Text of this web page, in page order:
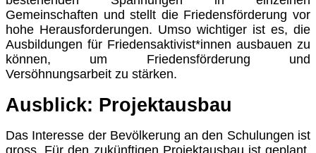
Gemeinschaften und stellt die Friedensförderung vor
hohe Herausforderungen. Umso wichtiger ist es, die
Ausbildungen für Friedensaktivist*innen ausbauen zu
können, um Friedensförderung und
Versöhnungsarbeit zu stärken.
Ausblick: Projektausbau
Das Interesse der Bevölkerung an den Schulungen ist